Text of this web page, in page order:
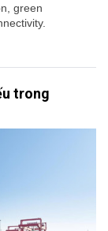
green
trong